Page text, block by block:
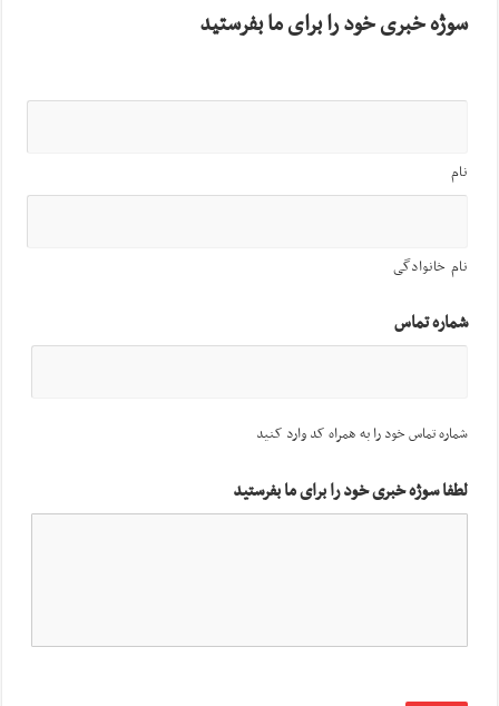
سوژه خبری خود را برای ما بفرستید
نام
نام خانوادگی
شماره تماس
شماره تماس خود را به همراه کد وارد کنید
لطفا سوژه خبری خود را برای ما بفرستید